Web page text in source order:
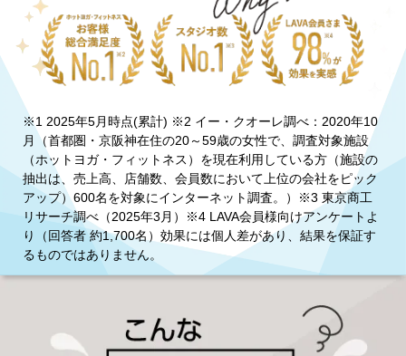
※1 2025年5月時点(累計) ※2 イー・クオーレ調べ：2020年10
月（首都圏・京阪神在住の20～59歳の女性で、調査対象施設
（ホットヨガ・フィットネス）を現在利用している方（施設の
抽出は、売上高、店舗数、会員数において上位の会社をピック
アップ）600名を対象にインターネット調査。）※3 東京商工
リサーチ調べ（2025年3月）※4 LAVA会員様向けアンケートよ
り（回答者 約1,700名）効果には個人差があり、結果を保証す
るものではありません。